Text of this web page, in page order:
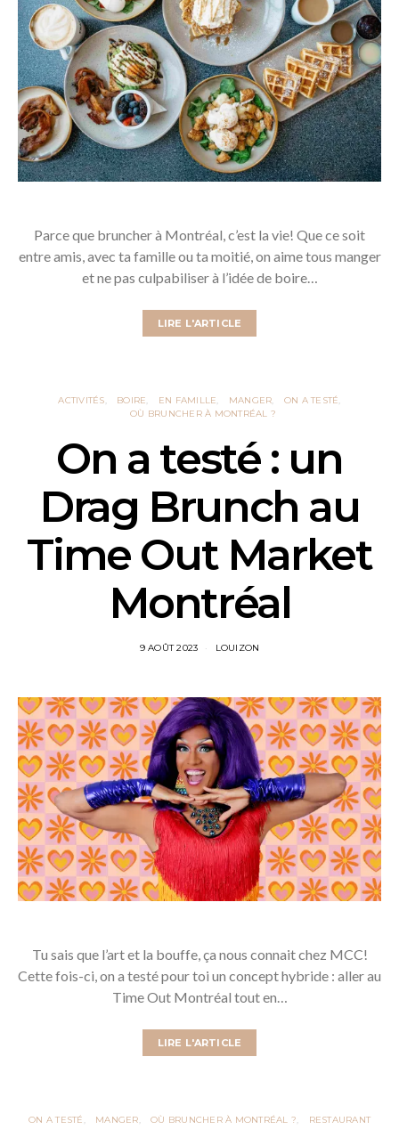
Parce que bruncher à Montréal, c’est la vie! Que ce soit
entre amis, avec ta famille ou ta moitié, on aime tous manger
et ne pas culpabiliser à l’idée de boire…
LIRE L'ARTICLE
ACTIVITÉS BOIRE EN FAMILLE MANGER
ON A TESTÉ
OÙ BRUNCHER À MONTRÉAL ?
On a testé : un
Drag Brunch au
Time Out Market
Montréal
9 AOÛT 2023 LOUIZON
Tu sais que l’art et la bouffe, ça nous connait chez MCC!
Cette fois-ci, on a testé pour toi un concept hybride : aller au
Time Out Montréal tout en…
LIRE L'ARTICLE
ON A TESTÉ MANGER OÙ BRUNCHER À MONTRÉAL ? RESTAURANT